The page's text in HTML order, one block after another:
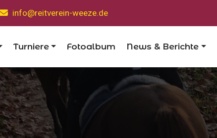
info@reitverein-weeze.de
Turniere Fotoalbum News & Berichte